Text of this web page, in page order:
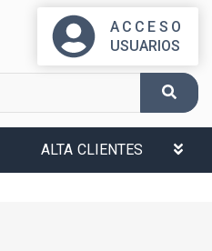
ACCESO
USUARIOS
ALTA CLIENTES